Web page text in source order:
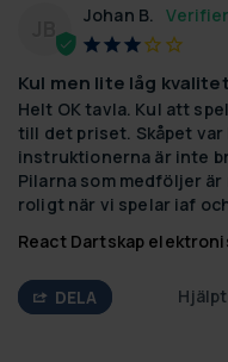
Johan B.
Kul men lite låg kvalitet
Helt OK tavla. Kul att
till det priset. Skåpet
instruktionerna är inte
Pilarna som medföljer
roligt när vi spelar iaf
React Dartskap
DELA